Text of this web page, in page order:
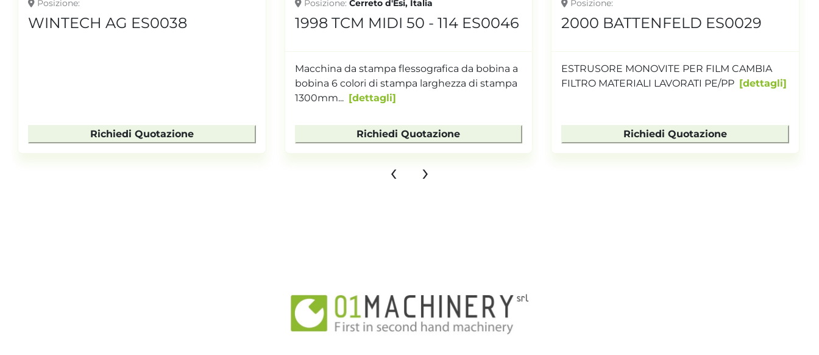
Posizione
WINTECH AG ES0038
Richiedi Quotazione
Posizione Cerreto d'Esi, Italia
1998 TCM MIDI 50 - 114 ES0046
Macchina da stampa flessografica da bobina a
bobina 6 colori di stampa larghezza di stampa
1300mm...
dettagli
Richiedi Quotazione
Posizione
2000 BATTENFELD ES0029
ESTRUSORE MONOVITE PER FILM CAMBIA
FILTRO MATERIALI LAVORATI PE/PP
dettagli
Richiedi Quotazione
‹ ›